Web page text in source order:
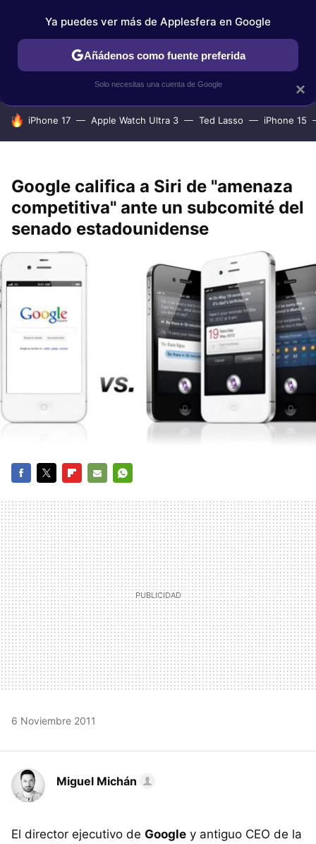
IPHONE TUTORIALES APPLESFERA SELECCIÓN
HOY SE HABLA DE
iPhone 17 Apple Watch Ultra 3 Ted Lasso iPhone 15
Google califica a Siri de "amenaza
competitiva" ante un subcomité del
senado estadounidense
MAIL
6 Noviembre 2011
Miguel Michán
El director ejecutivo de Google y antiguo CEO de la
×
Ya puedes ver más de Applesfera en Google
Añádenos como fuente preferida
Solo necesitas una cuenta de Google